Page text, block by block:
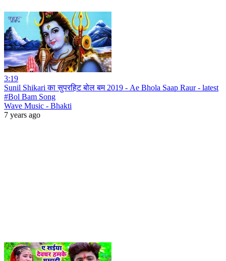
3:19
Sunil Shikari का सुपरहिट बोल बम 2019 - Ae Bhola Saap Raur - latest
#Bol Bam Song
Wave Music - Bhakti
7 years ago